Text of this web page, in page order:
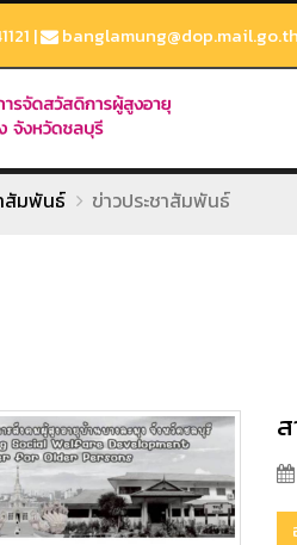
| banglamung@dop.mail.go.th
สัมพันธ์ ข่าวประชาสัมพันธ์